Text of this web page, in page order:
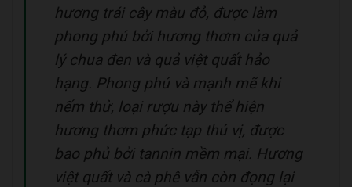
hương trái cây màu đỏ, được làm
phong phú bởi hương thơm của quả
lý chua đen và quả việt quất hảo
hạng. Phong phú và mạnh mẽ khi
nếm thử, loại rượu này thể hiện
hương thơm phức tạp thú vị, được
bao phủ bởi tannin mềm mại. Hương
việt quất và cà phê vẫn còn đọng lại